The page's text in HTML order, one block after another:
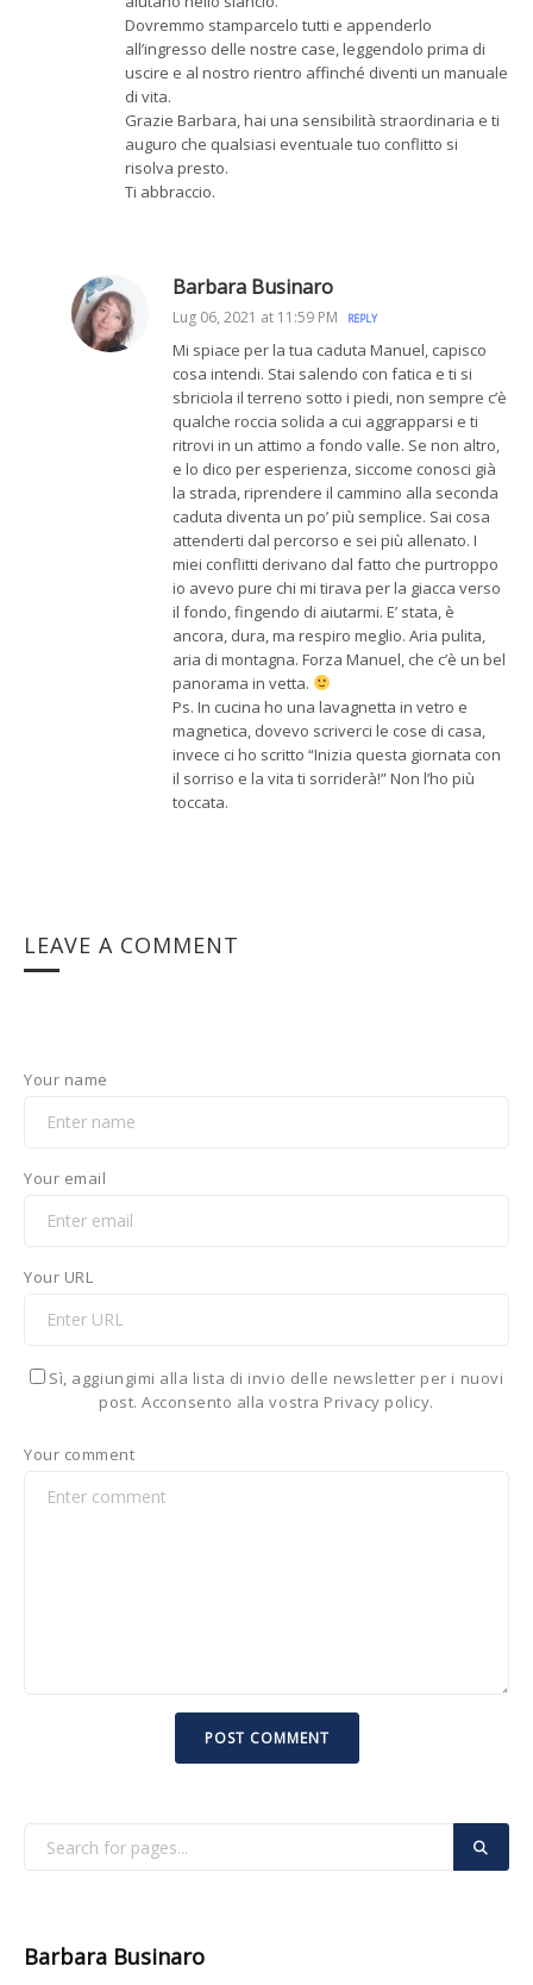
Dovremmo stamparcelo tutti e appenderlo
all’ingresso delle nostre case, leggendolo prima di
uscire e al nostro rientro affinché diventi un manuale
di vita.
Grazie Barbara, hai una sensibilità straordinaria e ti
auguro che qualsiasi eventuale tuo conflitto si
risolva presto.
Ti abbraccio.
Barbara Businaro
Lug 06, 2021 at 11:59 PM REPLY
Mi spiace per la tua caduta Manuel, capisco
cosa intendi. Stai salendo con fatica e ti si
sbriciola il terreno sotto i piedi, non sempre c’è
qualche roccia solida a cui aggrapparsi e ti
ritrovi in un attimo a fondo valle. Se non altro,
e lo dico per esperienza, siccome conosci già
la strada, riprendere il cammino alla seconda
caduta diventa un po’ più semplice. Sai cosa
attenderti dal percorso e sei più allenato. I
miei conflitti derivano dal fatto che purtroppo
io avevo pure chi mi tirava per la giacca verso
il fondo, fingendo di aiutarmi. E’ stata, è
ancora, dura, ma respiro meglio. Aria pulita,
aria di montagna. Forza Manuel, che c’è un bel
panorama in vetta.
Ps. In cucina ho una lavagnetta in vetro e
magnetica, dovevo scriverci le cose di casa,
invece ci ho scritto “Inizia questa giornata con
il sorriso e la vita ti sorriderà!” Non l’ho più
toccata.
LEAVE A COMMENT
Your name
Your email
Your URL
Sì, aggiungimi alla lista di invio delle newsletter per i nuovi
post. Acconsento alla vostra Privacy policy.
Your comment
Barbara Businaro